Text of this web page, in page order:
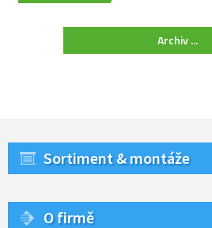
Archiv ...
Sortiment & montáže
O firmě